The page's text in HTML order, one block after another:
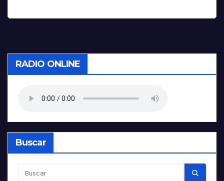
RADIO ONLINE
Buscar